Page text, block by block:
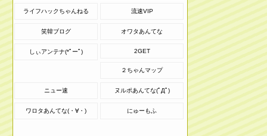
ライフハックちゃんねる 流速VIP
笑韓ブログ オワタあんてな
しぃアンテナ(*ﾟーﾟ) 2GET
２ちゃんマップ
ニュー速 ヌルポあんてな(ﾟДﾟ)
ワロタあんてな(・∀・) にゅーもふ